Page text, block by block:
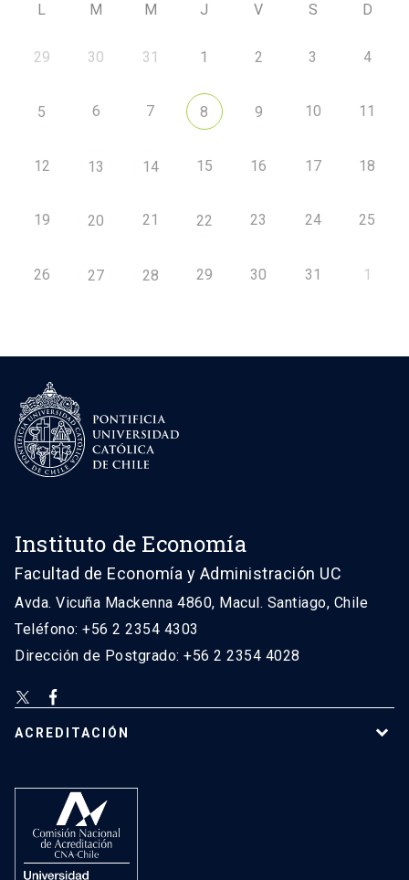
L M M J V S D
29 30 31 1 2 3 4
5 6 7 8 9 10 11
12 13 14 15 16 17 18
19 20 21 22 23 24 25
26 27 28 29 30 31 1
Instituto de Economía
Facultad de Economía y Administración UC
Avda. Vicuña Mackenna 4860, Macul. Santiago, Chile
Teléfono: +56 2 2354 4303
Dirección de Postgrado: +56 2 2354 4028
ACREDITACIÓN